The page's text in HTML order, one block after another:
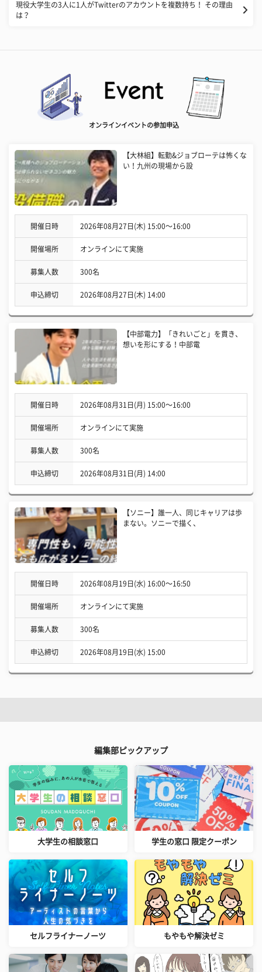
現役大学生の3人に1人がTwitterのアカウントを複数持ち！ その理由
は？
オンラインイベントの参加申込
【大林組】転勤&ジョブローテは怖くな
い！九州の現場から設
開催日時 2026年08月27日(木) 15:00〜16:00
開催場所 オンラインにて実施
募集人数 300名
申込締切 2026年08月27日(木) 14:00
【中部電力】「きれいごと」を貫き、
想いを形にする！中部電
開催日時 2026年08月31日(月) 15:00〜16:00
開催場所 オンラインにて実施
募集人数 300名
申込締切 2026年08月31日(月) 14:00
【ソニー】誰一人、同じキャリアは歩
まない。ソニーで描く、
開催日時 2026年08月19日(水) 16:00〜16:50
開催場所 オンラインにて実施
募集人数 300名
申込締切 2026年08月19日(水) 15:00
編集部ピックアップ
大学生の相談窓口 学生の窓口 限定クーポン
セルフライナーノーツ もやもや解決ゼミ